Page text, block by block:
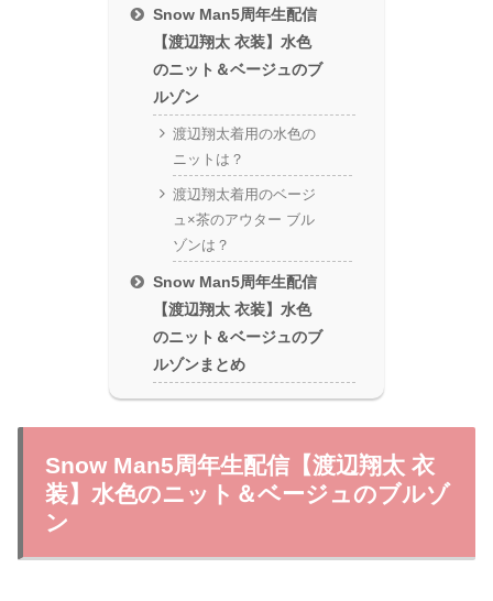
Snow Man5周年生配信
【渡辺翔太 衣装】水色
のニット＆ベージュのブ
ルゾン
渡辺翔太着用の水色の
ニットは？
渡辺翔太着用のベージ
ュ×茶のアウター ブル
ゾンは？
Snow Man5周年生配信
【渡辺翔太 衣装】水色
のニット＆ベージュのブ
ルゾンまとめ
Snow Man5周年生配信【渡辺翔太 衣
装】水色のニット＆ベージュのブルゾ
ン